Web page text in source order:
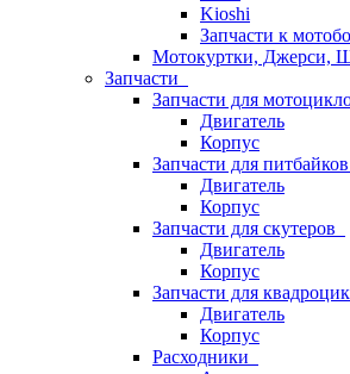
Kioshi
Запчасти к
Мотокуртки, Джерси,
Запчасти
Запчасти для
Двигатель
Корпус
Запчасти для питбайков
Двигатель
Корпус
Запчасти для скутеров
Двигатель
Корпус
Запчасти для
Двигатель
Корпус
Расходники